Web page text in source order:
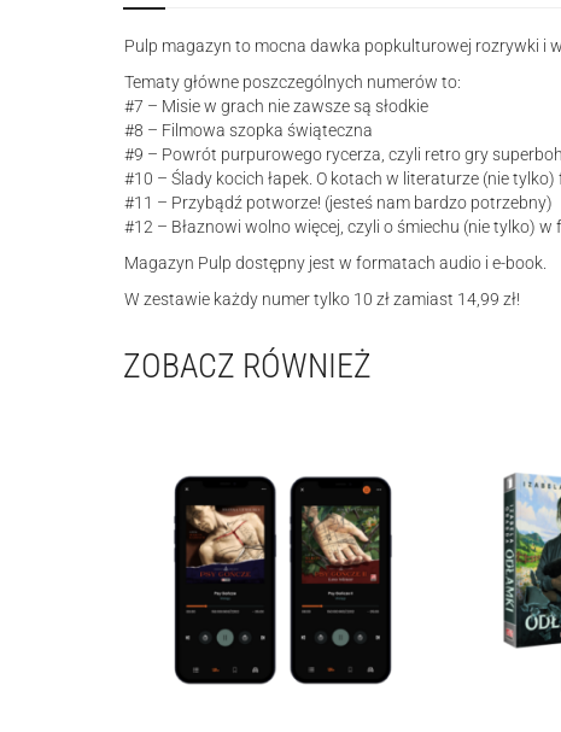
Pulp magazyn to mocna dawka popkulturowej rozrywki i
Tematy główne poszczególnych numerów to:
#7 – Misie w grach nie zawsze są słodkie
#8 – Filmowa szopka świąteczna
#9 – Powrót purpurowego rycerza, czyli retro gry
#10 – Ślady kocich łapek. O kotach w literaturze (nie
#11 – Przybądź potworze! (jesteś nam bardzo potrzebny)
#12 – Błaznowi wolno więcej, czyli o śmiechu (nie tylko)
Magazyn Pulp dostępny jest w formatach audio i e-book.
W zestawie każdy numer tylko 10 zł zamiast 14,99 zł!
ZOBACZ RÓWNIEŻ